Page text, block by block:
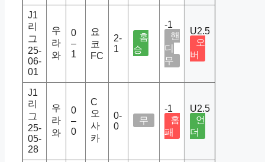
J1
리
그
25-
06-
01
우
라
와
0
–
1
요
코
FC
2-
1
홈
승
-1
핸
디
무
U2.5
오
버
J1
리
그
25-
05-
28
우
라
와
0
–
0
C
오
사
카
0-
0
무
-1
홈
패
U2.5
언
더